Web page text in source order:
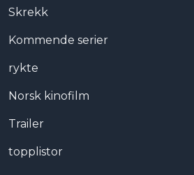
Skrekk
Kommende serier
rykte
Norsk kinofilm
Trailer
topplistor